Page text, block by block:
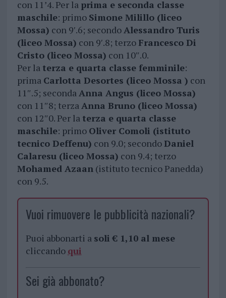
con 11’4. Per la prima e seconda classe
maschile: primo Simone Milillo (liceo
Mossa) con 9′.6; secondoAlessandro Turis
(liceo Mossa) con 9′.8; terzo Francesco Di
Cristo (liceo Mossa) con 10″.0.
Per la terza e quarta classe femminile:
prima Carlotta Desortes (liceo Mossa ) con
11″.5; secondaAnna Angus (liceo Mossa)
con 11″8; terzaAnna Bruno (liceo Mossa)
con 12″0. Per la terza e quarta classe
maschile: primo Oliver Comoli (istituto
tecnico Deffenu) con 9.0; secondoDaniel
Calaresu (liceo Mossa) con 9.4; terzo
Mohamed Azaan(istituto tecnico Panedda)
con 9.5.
Vuoi rimuovere le pubblicità nazionali?
Puoi abbonarti a soli € 1,10 al mese
cliccando qui
Sei già abbonato?